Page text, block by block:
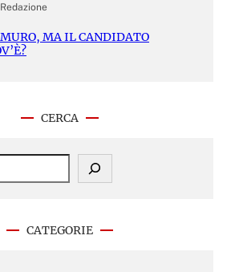
Redazione
MA IL CANDIDATO
CERCA
CATEGORIE